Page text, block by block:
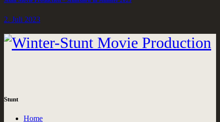
2. Juli 2023
Stunt
Home